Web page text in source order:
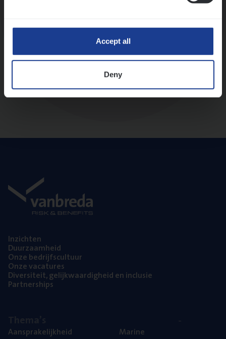
Accept all
Deny
Inzich­ten
Duur­zaam­heid
Onze bedrijfs­cul­tuur
Onze vaca­tu­res
Diver­si­teit, gelijk­waar­dig­heid en inclusie
Part­ner­ships
Aan­spra­ke­lijk­heid
Mari­ne